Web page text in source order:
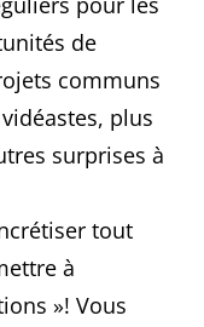
de
communs
plus
surprises à
tout
à
»! Vous